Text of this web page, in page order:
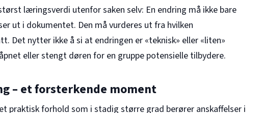
læringsverdi utenfor saken selv: En endring må ikke bare
ut i dokumentet. Den må vurderes ut fra hvilken
Det nytter ikke å si at endringen er «teknisk» eller «liten»
eller stengt døren for en gruppe potensielle tilbydere.
– et forsterkende moment
praktisk forhold som i stadig større grad berører anskaffelser i